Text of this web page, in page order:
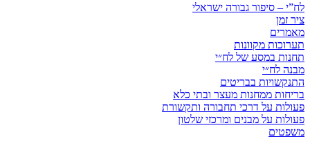
לח”י – סיפור גבורה ישראלי
ציר זמן
מאמרים
תערוכות מקוונות
תחנות במסע של לח״י
מבנה לח״י
התנקשויות בבריטים
בריחות ממחנות מעצר ובתי כלא
פעולות על דרכי תחבורה ותקשורת
פעולות על מבנים ומרכזי שלטון
משפטים